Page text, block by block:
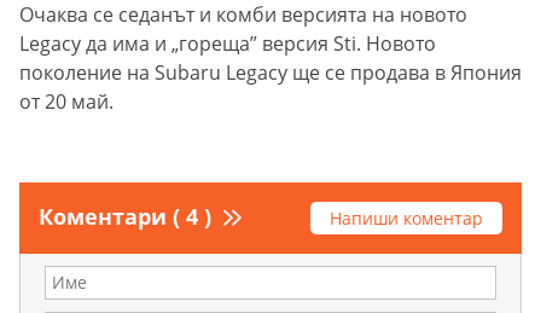
Очаква се седанът и комби версията на новото
Legacy да има и „гореща” версия Sti. Новото
поколение на Subaru Legacy ще се продава в Япония
от 20 май.
Коментари ( 4 ) Напиши коментар